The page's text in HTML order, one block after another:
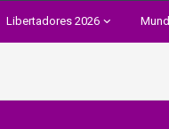
Libertadores 2026